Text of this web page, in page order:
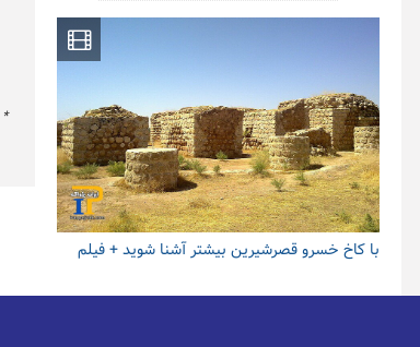
*
با کاخ خسرو قصرشیرین بیشتر آشنا شوید + فیلم